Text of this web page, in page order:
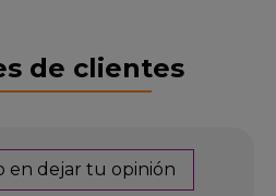
de clientes
en dejar tu opinión